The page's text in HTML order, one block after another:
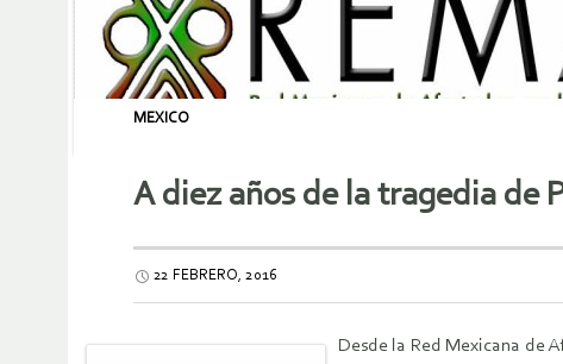
MEXICO
A diez años de la tragedia de
22 FEBRERO, 2016
Desde la Red Mexicana de